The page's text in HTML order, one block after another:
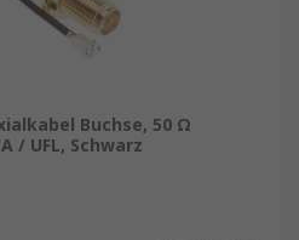
Buchse, 50 Ω
/ UFL, Schwarz